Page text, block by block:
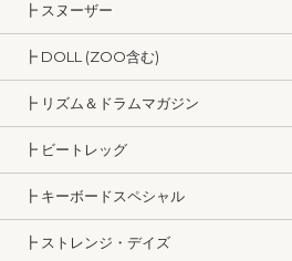
┣ スヌーザー
┣ DOLL (ZOO含む)
┣ リズム＆ドラムマガジン
┣ ビートレッグ
┣ キーボードスペシャル
┣ ストレンジ・デイズ